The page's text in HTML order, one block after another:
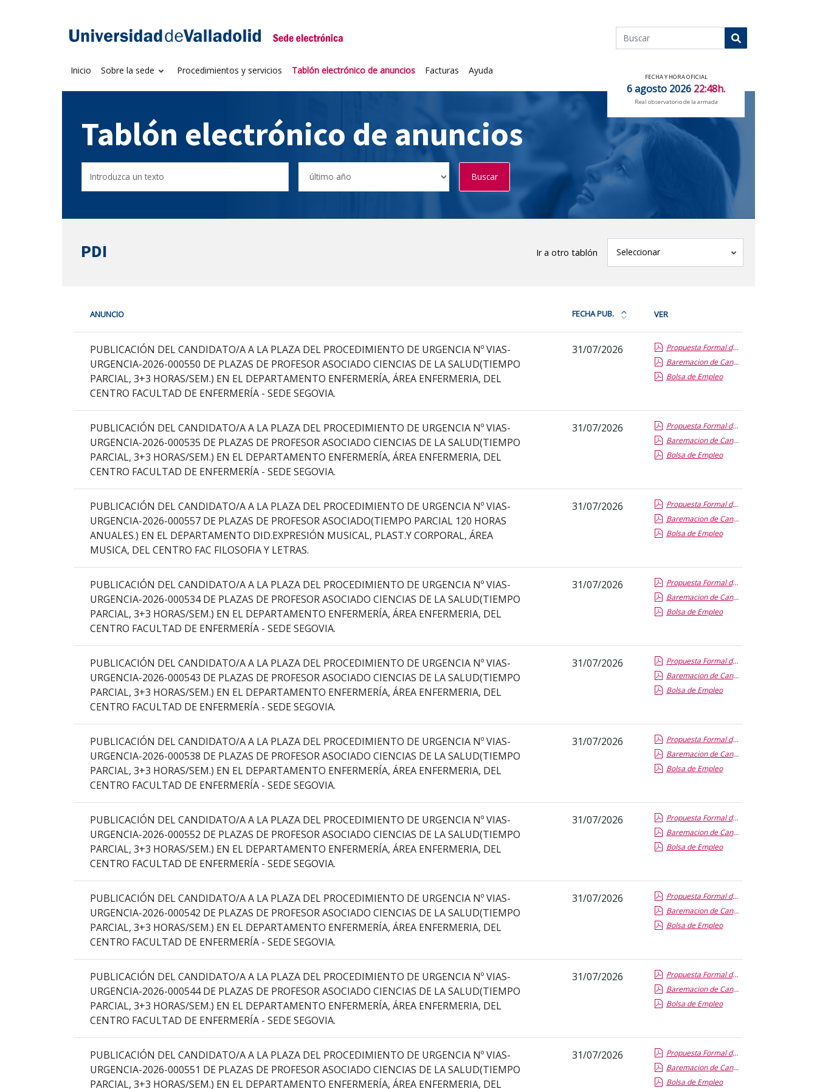
Sede electrónica Universidad de Valladolid
Buscar
Buscar
Inicio Sobre la sede Procedimientos y servicios Tablón electrónico de anuncios Facturas Ayuda
FECHA Y HORA OFICIAL
6 agosto 2026 22:48h.
Real observatorio de la armada
Tablón electrónico de anuncios
del
de
Buscar
PDI Ir a otro tablón Seleccionar tablón
cada
fila
siguiente
tabla
anuncios
tablón
seleccionado
primera
columna
el
título
anuncio,
columna
fecha
publicación,
última
columna
el
enlace
abre
detalle
anuncio
completo.
ANUNCIO FECHA PUB.
Ordena
la
publicación:
reciente
VER
PUBLICACIÓN DEL CANDIDATO/A A LA PLAZA DEL PROCEDIMIENTO DE URGENCIA Nº VIAS-
URGENCIA-2026-000550 DE PLAZAS DE PROFESOR ASOCIADO CIENCIAS DE LA SALUD(TIEMPO
PARCIAL, 3+3 HORAS/SEM.) EN EL DEPARTAMENTO ENFERMERÍA, ÁREA ENFERMERIA, DEL
CENTRO FACULTAD DE ENFERMERÍA - SEDE SEGOVIA.
31/07/2026
Propuesta Formal de Contratacion por Vias de Urgencia
Baremacion de Candidatos
Bolsa de Empleo
PUBLICACIÓN DEL CANDIDATO/A A LA PLAZA DEL PROCEDIMIENTO DE URGENCIA Nº VIAS-
URGENCIA-2026-000535 DE PLAZAS DE PROFESOR ASOCIADO CIENCIAS DE LA SALUD(TIEMPO
PARCIAL, 3+3 HORAS/SEM.) EN EL DEPARTAMENTO ENFERMERÍA, ÁREA ENFERMERIA, DEL
CENTRO FACULTAD DE ENFERMERÍA - SEDE SEGOVIA.
31/07/2026
Propuesta Formal de Contratacion por Vias de Urgencia
Baremacion de Candidatos
Bolsa de Empleo
PUBLICACIÓN DEL CANDIDATO/A A LA PLAZA DEL PROCEDIMIENTO DE URGENCIA Nº VIAS-
URGENCIA-2026-000557 DE PLAZAS DE PROFESOR ASOCIADO(TIEMPO PARCIAL 120 HORAS
ANUALES.) EN EL DEPARTAMENTO DID.EXPRESIÓN MUSICAL, PLAST.Y CORPORAL, ÁREA
MUSICA, DEL CENTRO FAC FILOSOFIA Y LETRAS.
31/07/2026
Propuesta Formal de Contratacion por Vias de Urgencia
Baremacion de Candidatos
Bolsa de Empleo
PUBLICACIÓN DEL CANDIDATO/A A LA PLAZA DEL PROCEDIMIENTO DE URGENCIA Nº VIAS-
URGENCIA-2026-000534 DE PLAZAS DE PROFESOR ASOCIADO CIENCIAS DE LA SALUD(TIEMPO
PARCIAL, 3+3 HORAS/SEM.) EN EL DEPARTAMENTO ENFERMERÍA, ÁREA ENFERMERIA, DEL
CENTRO FACULTAD DE ENFERMERÍA - SEDE SEGOVIA.
31/07/2026
Propuesta Formal de Contratacion por Vias de Urgencia
Baremacion de Candidatos
Bolsa de Empleo
PUBLICACIÓN DEL CANDIDATO/A A LA PLAZA DEL PROCEDIMIENTO DE URGENCIA Nº VIAS-
URGENCIA-2026-000543 DE PLAZAS DE PROFESOR ASOCIADO CIENCIAS DE LA SALUD(TIEMPO
PARCIAL, 3+3 HORAS/SEM.) EN EL DEPARTAMENTO ENFERMERÍA, ÁREA ENFERMERIA, DEL
CENTRO FACULTAD DE ENFERMERÍA - SEDE SEGOVIA.
31/07/2026
Propuesta Formal de Contratacion por Vias de Urgencia
Baremacion de Candidatos
Bolsa de Empleo
PUBLICACIÓN DEL CANDIDATO/A A LA PLAZA DEL PROCEDIMIENTO DE URGENCIA Nº VIAS-
URGENCIA-2026-000538 DE PLAZAS DE PROFESOR ASOCIADO CIENCIAS DE LA SALUD(TIEMPO
PARCIAL, 3+3 HORAS/SEM.) EN EL DEPARTAMENTO ENFERMERÍA, ÁREA ENFERMERIA, DEL
CENTRO FACULTAD DE ENFERMERÍA - SEDE SEGOVIA.
31/07/2026
Propuesta Formal de Contratacion por Vias de Urgencia
Baremacion de Candidatos
Bolsa de Empleo
PUBLICACIÓN DEL CANDIDATO/A A LA PLAZA DEL PROCEDIMIENTO DE URGENCIA Nº VIAS-
URGENCIA-2026-000552 DE PLAZAS DE PROFESOR ASOCIADO CIENCIAS DE LA SALUD(TIEMPO
PARCIAL, 3+3 HORAS/SEM.) EN EL DEPARTAMENTO ENFERMERÍA, ÁREA ENFERMERIA, DEL
CENTRO FACULTAD DE ENFERMERÍA - SEDE SEGOVIA.
31/07/2026
Propuesta Formal de Contratacion por Vias de Urgencia
Baremacion de Candidatos
Bolsa de Empleo
PUBLICACIÓN DEL CANDIDATO/A A LA PLAZA DEL PROCEDIMIENTO DE URGENCIA Nº VIAS-
URGENCIA-2026-000542 DE PLAZAS DE PROFESOR ASOCIADO CIENCIAS DE LA SALUD(TIEMPO
PARCIAL, 3+3 HORAS/SEM.) EN EL DEPARTAMENTO ENFERMERÍA, ÁREA ENFERMERIA, DEL
CENTRO FACULTAD DE ENFERMERÍA - SEDE SEGOVIA.
31/07/2026
Propuesta Formal de Contratacion por Vias de Urgencia
Baremacion de Candidatos
Bolsa de Empleo
PUBLICACIÓN DEL CANDIDATO/A A LA PLAZA DEL PROCEDIMIENTO DE URGENCIA Nº VIAS-
URGENCIA-2026-000544 DE PLAZAS DE PROFESOR ASOCIADO CIENCIAS DE LA SALUD(TIEMPO
PARCIAL, 3+3 HORAS/SEM.) EN EL DEPARTAMENTO ENFERMERÍA, ÁREA ENFERMERIA, DEL
CENTRO FACULTAD DE ENFERMERÍA - SEDE SEGOVIA.
31/07/2026
Propuesta Formal de Contratacion por Vias de Urgencia
Baremacion de Candidatos
Bolsa de Empleo
PUBLICACIÓN DEL CANDIDATO/A A LA PLAZA DEL PROCEDIMIENTO DE URGENCIA Nº VIAS-
URGENCIA-2026-000551 DE PLAZAS DE PROFESOR ASOCIADO CIENCIAS DE LA SALUD(TIEMPO
PARCIAL, 3+3 HORAS/SEM.) EN EL DEPARTAMENTO ENFERMERÍA, ÁREA ENFERMERIA, DEL
31/07/2026
Propuesta Formal de Contratacion por Vias de Urgencia
Baremacion de Candidatos
Bolsa de Empleo